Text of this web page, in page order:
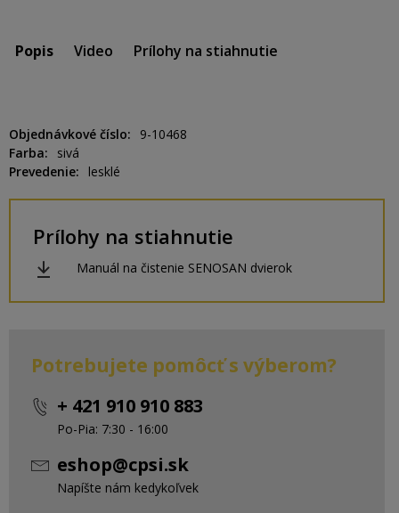
Popis Video Prílohy na stiahnutie
Objednávkové číslo
9-10468
Farba
sivá
Prevedenie
lesklé
Prílohy na stiahnutie
Manuál na čistenie SENOSAN dvierok
Potrebujete pomôcť s výberom?
+ 421 910 910 883
Po-Pia: 7:30 - 16:00
eshop@cpsi.sk
Napíšte nám kedykoľvek